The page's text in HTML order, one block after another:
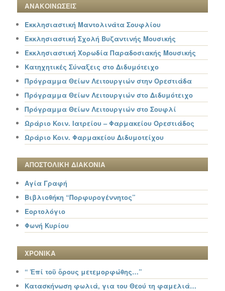
ΑΝΑΚΟΙΝΩΣΕΙΣ
Εκκλησιαστική Μαντολινάτα Σουφλίου
Εκκλησιαστική Σχολή Βυζαντινής Μουσικής
Εκκλησιαστική Χορωδία Παραδοσιακής Μουσικής
Κατηχητικές Σύναξεις στο Διδυμότειχο
Πρόγραμμα Θείων Λειτουργιών στην Ορεστιάδα
Πρόγραμμα Θείων Λειτουργιών στο Διδυμότειχο
Πρόγραμμα Θείων Λειτουργιών στο Σουφλί
Ωράριο Κοιν. Ιατρείου – Φαρμακείου Ορεστιάδος
Ωράριο Κοιν. Φαρμακείου Διδυμοτείχου
ΑΠΟΣΤΟΛΙΚΗ ΔΙΑΚΟΝΙΑ
Αγία Γραφή
Βιβλιοθήκη “Πορφυρογέννητος”
Εορτολόγιο
Φωνή Κυρίου
ΧΡΟΝΙΚΑ
“ Ἐπί τοῦ ὄρους μετεμορφώθης…”
Κατασκήνωση φωλιά, για του Θεού τη φαμελιά…